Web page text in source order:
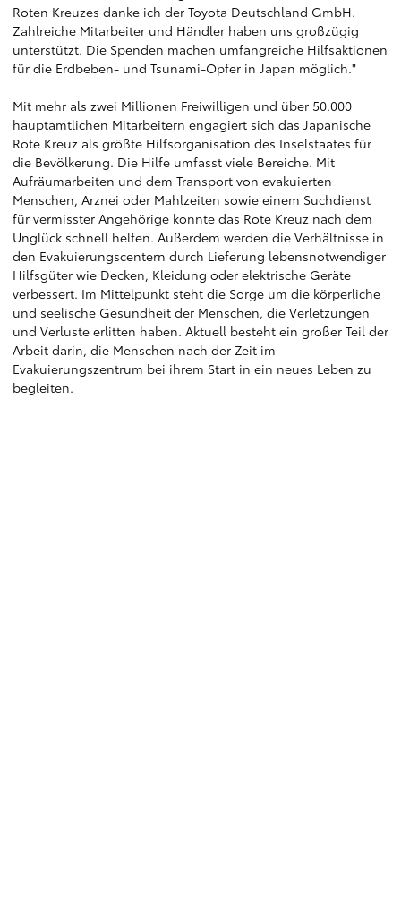
Roten Kreuzes danke ich der Toyota Deutschland GmbH.
Zahlreiche Mitarbeiter und Händler haben uns großzügig
unterstützt. Die Spenden machen umfangreiche Hilfsaktionen
für die Erdbeben- und Tsunami-Opfer in Japan möglich."
Mit mehr als zwei Millionen Freiwilligen und über 50.000
hauptamtlichen Mitarbeitern engagiert sich das Japanische
Rote Kreuz als größte Hilfsorganisation des Inselstaates für
die Bevölkerung. Die Hilfe umfasst viele Bereiche. Mit
Aufräumarbeiten und dem Transport von evakuierten
Menschen, Arznei oder Mahlzeiten sowie einem Suchdienst
für vermisster Angehörige konnte das Rote Kreuz nach dem
Unglück schnell helfen. Außerdem werden die Verhältnisse in
den Evakuierungscentern durch Lieferung lebensnotwendiger
Hilfsgüter wie Decken, Kleidung oder elektrische Geräte
verbessert. Im Mittelpunkt steht die Sorge um die körperliche
und seelische Gesundheit der Menschen, die Verletzungen
und Verluste erlitten haben. Aktuell besteht ein großer Teil der
Arbeit darin, die Menschen nach der Zeit im
Evakuierungszentrum bei ihrem Start in ein neues Leben zu
begleiten.